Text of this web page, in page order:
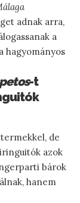
adnak arra,
a
hagyományos
-t
de
azok
bárok
hanem